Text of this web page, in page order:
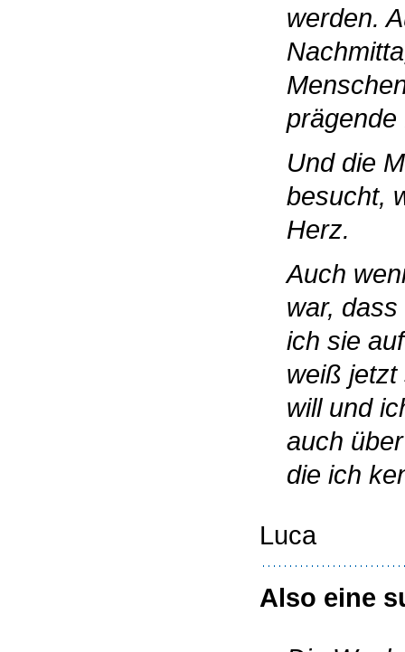
werden.
prägende
Und die
besucht,
Herz.
Auch
war,
ich sie
weiß jetzt
will und
auch
die ich
Luca
Also eine